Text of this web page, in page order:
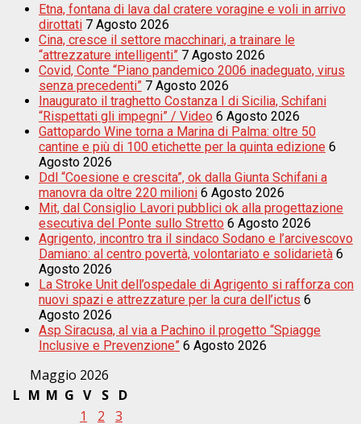
Etna, fontana di lava dal cratere voragine e voli in arrivo
dirottati 7 Agosto 2026
Cina, cresce il settore macchinari, a trainare le
“attrezzature intelligenti” 7 Agosto 2026
Covid, Conte “Piano pandemico 2006 inadeguato, virus
senza precedenti” 7 Agosto 2026
Inaugurato il traghetto Costanza I di Sicilia, Schifani
“Rispettati gli impegni” / Video 6 Agosto 2026
Gattopardo Wine torna a Marina di Palma: oltre 50
cantine e più di 100 etichette per la quinta edizione 6
Agosto 2026
Ddl “Coesione e crescita”, ok dalla Giunta Schifani a
manovra da oltre 220 milioni 6 Agosto 2026
Mit, dal Consiglio Lavori pubblici ok alla progettazione
esecutiva del Ponte sullo Stretto 6 Agosto 2026
Agrigento, incontro tra il sindaco Sodano e l’arcivescovo
Damiano: al centro povertà, volontariato e solidarietà 6
Agosto 2026
La Stroke Unit dell’ospedale di Agrigento si rafforza con
nuovi spazi e attrezzature per la cura dell’ictus 6
Agosto 2026
Asp Siracusa, al via a Pachino il progetto “Spiagge
Inclusive e Prevenzione” 6 Agosto 2026
Maggio 2026
L M M G V S
D
1
2 3